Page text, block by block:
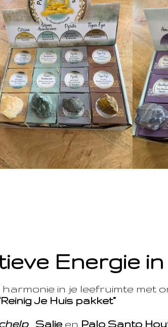
Energie
in je leefruimte met
Je Huis pakket”
, Salie en Palo Santo